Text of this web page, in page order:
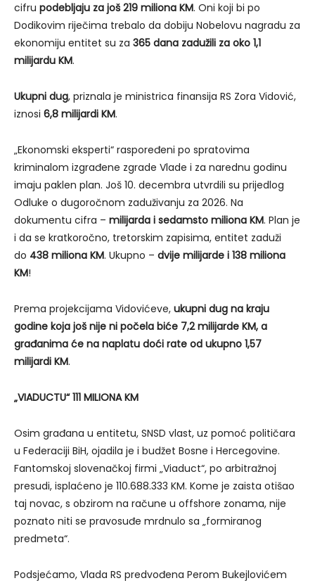
cifru podebljaju za još 219 miliona KM. Oni koji bi po
Dodikovim riječima trebalo da dobiju Nobelovu nagradu za
ekonomiju entitet su za 365 dana zadužili za oko 1,1
milijardu KM.
Ukupni dug, priznala je ministrica finansija RS Zora Vidović,
iznosi 6,8 milijardi KM.
„Ekonomski eksperti“ raspoređeni po spratovima
kriminalom izgrađene zgrade Vlade i za narednu godinu
imaju paklen plan. Još 10. decembra utvrdili su prijedlog
Odluke o dugoročnom zaduživanju za 2026. Na
dokumentu cifra – milijarda i sedamsto miliona KM. Plan je
i da se kratkoročno, tretorskim zapisima, entitet zaduži
do 438 miliona KM. Ukupno – dvije milijarde i 138 miliona
KM!
Prema projekcijama Vidovićeve, ukupni dug na kraju
godine koja još nije ni počela biće 7,2 milijarde KM, a
građanima će na naplatu doći rate od ukupno 1,57
milijardi KM.
„VIADUCTU“ 111 MILIONA KM
Osim građana u entitetu, SNSD vlast, uz pomoć političara
u Federaciji BiH, ojadila je i budžet Bosne i Hercegovine.
Fantomskoj slovenačkoj firmi „Viaduct“, po arbitražnoj
presudi, isplaćeno je 110.688.333 KM. Kome je zaista otišao
taj novac, s obzirom na račune u offshore zonama, nije
poznato niti se pravosuđe mrdnulo sa „formiranog
predmeta“.
Podsjećamo, Vlada RS predvođena Perom Bukejlovićem